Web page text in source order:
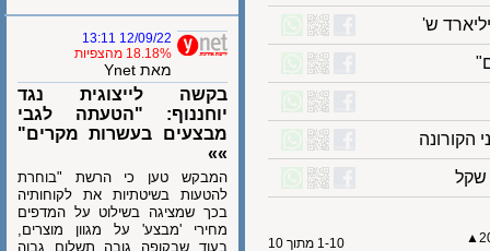
1-10 מתוך 10
12/09/22 13:11
18.18% מהצפיות
מאת Ynet
בקשה לייצוגית נגד
יוחננוף: "הטעתה לגבי
מבצעים בעשרות מקרים"
המבקש טען כי הרשת "בוחרת
להטעות בשיטתיות את לקוחותיה
בכך שמציגה בשילוט על המדפים
מחירי 'מבצע' על מגוון מוצרים,
בעוד שבקופה גובה תשלום גבוה